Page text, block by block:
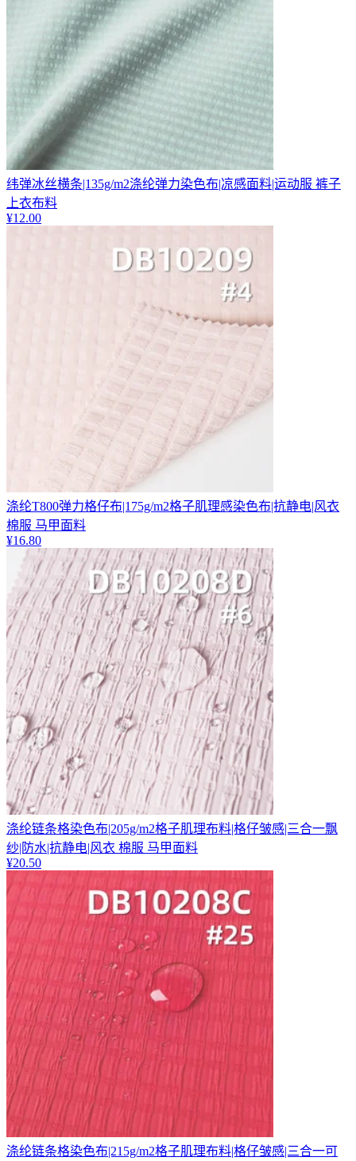
纬弹冰丝横条|135g/m2涤纶弹力染色布|凉感面料|运动服 裤子
上衣布料
¥12.00
涤纶T800弹力格仔布|175g/m2格子肌理感染色布|抗静电|风衣
棉服 马甲面料
¥16.80
涤纶链条格染色布|205g/m2格子肌理布料|格仔皱感|三合一飘
纱|防水|抗静电|风衣 棉服 马甲面料
¥20.50
涤纶链条格染色布|215g/m2格子肌理布料|格仔皱感|三合一可